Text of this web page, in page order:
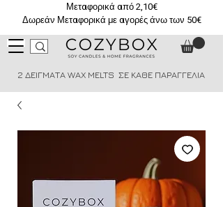
Μεταφορικά από 2,10€
Δωρεάν Μεταφορικά με αγορές άνω των 50€
2 ΔΕΙΓΜΑΤΑ WAX MELTS ΣΕ ΚΑΘΕ ΠΑΡΑΓΓΕΛΙΑ